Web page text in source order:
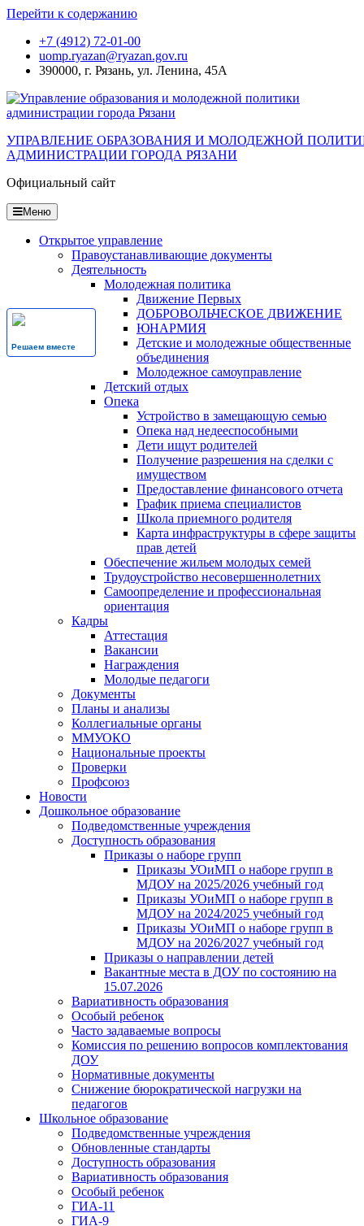
Перейти к содержанию
+7 (4912) 72-01-00
uomp.ryazan@ryazan.gov.ru
390000, г. Рязань, ул. Ленина, 45А
Решаем вместе
УПРАВЛЕНИЕ ОБРАЗОВАНИЯ И МОЛОДЕЖНОЙ
АДМИНИСТРАЦИИ ГОРОДА РЯЗАНИ
Официальный сайт
Меню
Открытое управление
Правоустанавливающие документы
Деятельность
Молодежная политика
Движение Первых
ДОБРОВОЛЬЧЕСКОЕ ДВИЖЕНИЕ
ЮНАРМИЯ
Детские и молодежные общественные
объединения
Молодежное самоуправление
Детский отдых
Опека
Устройство в замещающую семью
Опека над недееспособными
Дети ищут родителей
Получение разрешения на сделки с
имуществом
Предоставление финансового отчета
График приема специалистов
Школа приемного родителя
Карта инфраструктуры в сфере защиты
прав детей
Обеспечение жильем молодых семей
Трудоустройство несовершеннолетних
Самоопределение и профессиональная
ориентация
Кадры
Аттестация
Вакансии
Награждения
Молодые педагоги
Документы
Планы и анализы
Коллегиальные органы
ММУОКО
Национальные проекты
Проверки
Профсоюз
Новости
Дошкольное образование
Подведомственные учреждения
Доступность образования
Приказы о наборе групп
Приказы УОиМП о наборе групп в
МДОУ на 2025/2026 учебный год
Приказы УОиМП о наборе групп в
МДОУ на 2024/2025 учебный год
Приказы УОиМП о наборе групп в
МДОУ на 2026/2027 учебный год
Приказы о направлении детей
Вакантные места в ДОУ по состоянию на
15.07.2026
Вариативность образования
Особый ребенок
Часто задаваемые вопросы
Комиссия по решению вопросов комплектования
ДОУ
Нормативные документы
Снижение бюрократической нагрузки на
педагогов
Школьное образование
Подведомственные учреждения
Обновленные стандарты
Доступность образования
Вариативность образования
Особый ребенок
ГИА-11
ГИА-9